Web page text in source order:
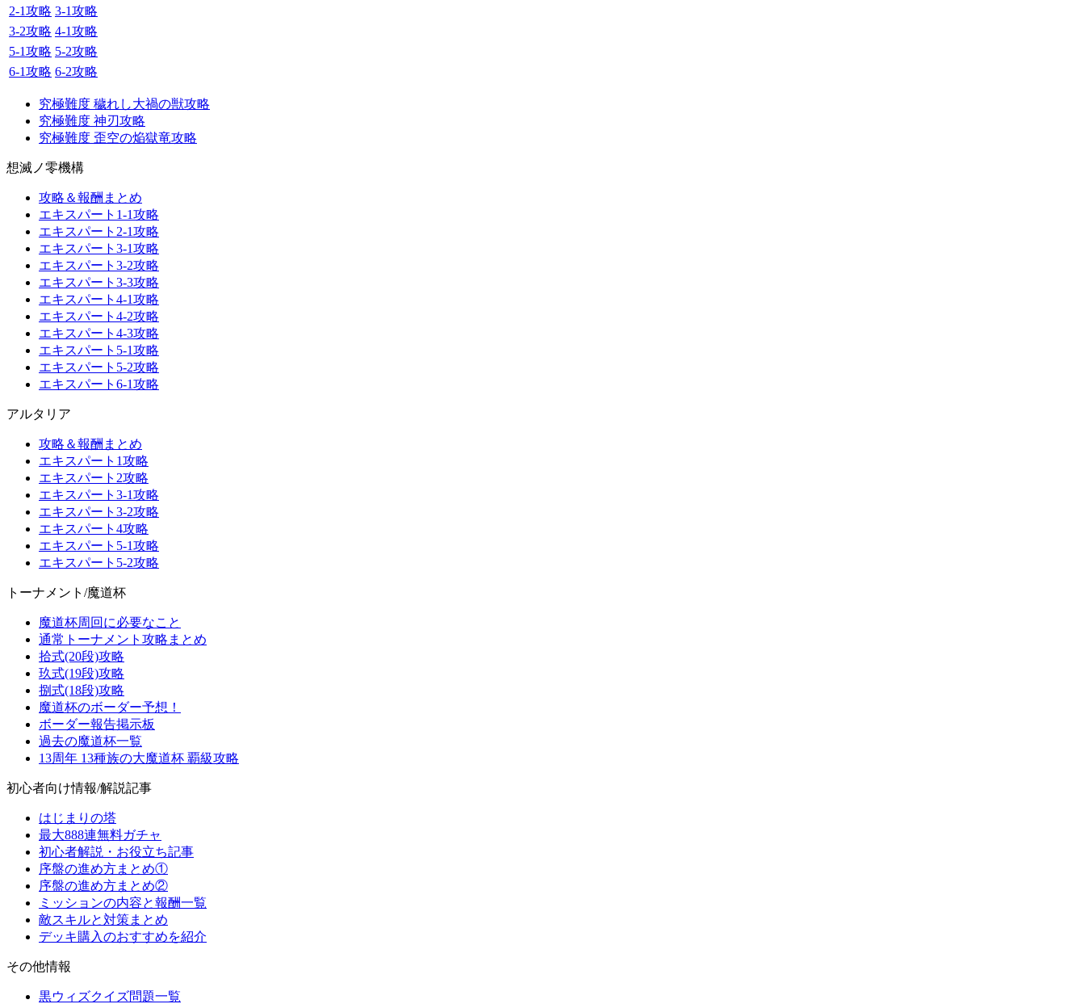
2-1攻略 3-1攻略
3-2攻略 4-1攻略
5-1攻略 5-2攻略
6-1攻略 6-2攻略
究極難度 穢れし大禍の獣攻略
究極難度 神刃攻略
究極難度 歪空の焔獄竜攻略
想滅ノ零機構
攻略＆報酬まとめ
エキスパート1-1攻略
エキスパート2-1攻略
エキスパート3-1攻略
エキスパート3-2攻略
エキスパート3-3攻略
エキスパート4-1攻略
エキスパート4-2攻略
エキスパート4-3攻略
エキスパート5-1攻略
エキスパート5-2攻略
エキスパート6-1攻略
アルタリア
攻略＆報酬まとめ
エキスパート1攻略
エキスパート2攻略
エキスパート3-1攻略
エキスパート3-2攻略
エキスパート4攻略
エキスパート5-1攻略
エキスパート5-2攻略
トーナメント/魔道杯
魔道杯周回に必要なこと
通常トーナメント攻略まとめ
拾式(20段)攻略
玖式(19段)攻略
捌式(18段)攻略
魔道杯のボーダー予想！
ボーダー報告掲示板
過去の魔道杯一覧
13周年 13種族の大魔道杯 覇級攻略
初心者向け情報/解説記事
はじまりの塔
最大888連無料ガチャ
初心者解説・お役立ち記事
序盤の進め方まとめ①
序盤の進め方まとめ②
ミッションの内容と報酬一覧
敵スキルと対策まとめ
デッキ購入のおすすめを紹介
その他情報
黒ウィズクイズ問題一覧